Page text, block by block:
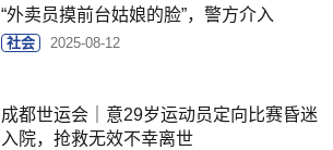
“外卖员摸前台姑娘的脸”，警方介入
社会 2025-08-12
成都世运会｜意29岁运动员定向比赛昏迷
入院，抢救无效不幸离世